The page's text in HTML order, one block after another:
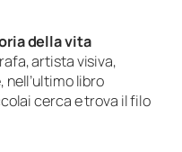
della vita
artista visiva,
libro
cerca e trova il filo